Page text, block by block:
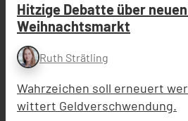
Hitzige Debatte über
Weihnachtsmarkt
Ruth Strätling
Wahrzeichen soll erneuert
wittert Geldverschwendung.